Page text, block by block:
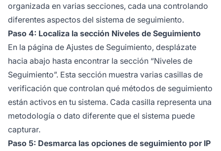
organizada en varias secciones, cada una controlando
diferentes aspectos del sistema de seguimiento.
Paso 4: Localiza la sección Niveles de Seguimiento
En la página de Ajustes de Seguimiento, desplázate
hacia abajo hasta encontrar la sección “Niveles de
Seguimiento”. Esta sección muestra varias casillas de
verificación que controlan qué métodos de seguimiento
están activos en tu sistema. Cada casilla representa una
metodología o dato diferente que el sistema puede
capturar.
Paso 5: Desmarca las opciones de seguimiento por IP